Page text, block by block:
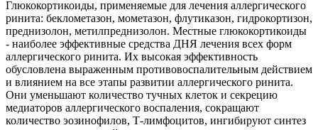
Глюкокортикоиды, применяемые для лечения аллергического
ринита: беклометазон, мометазон, флутиказон, гидрокортизон,
преднизолон, метилпреднизолон. Местные глюкокортикоиды
- наиболее эффективные средства ДНЯ лечения всех форм
аллергического ринита. Их высокая эффективность
обусловлена выраженным противовоспалительным действием
и влиянием на все этапы развитии аллергического ринита.
Они уменьшают количество тучных клеток и секрецию
медиаторов аллергического воспаления, сокращают
количество эозинофилов, Т-лимфоцитов, ингибируют синтез